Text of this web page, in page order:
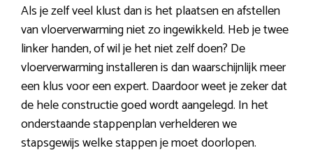
Als je zelf veel klust dan is het plaatsen en afstellen
van vloerverwarming niet zo ingewikkeld. Heb je twee
linker handen, of wil je het niet zelf doen? De
vloerverwarming installeren is dan waarschijnlijk meer
een klus voor een expert. Daardoor weet je zeker dat
de hele constructie goed wordt aangelegd. In het
onderstaande stappenplan verhelderen we
stapsgewijs welke stappen je moet doorlopen.